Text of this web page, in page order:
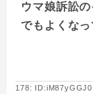
ウマ娘訴訟
でもよくな
178: ID:iM87yGGJ0